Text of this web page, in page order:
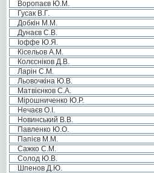
Воропаєв Ю.М.
Гусак В.Г.
Добкін М.М.
Дунаєв С.В.
Іоффе Ю.Я.
Кісельов А.М.
Колєсніков Д.В.
Ларін С.М.
Льовочкіна Ю.В.
Матвієнков С.А.
Мірошниченко Ю.Р.
Нечаєв О.І.
Новинський В.В.
Павленко Ю.О.
Папієв М.М.
Сажко С.М.
Солод Ю.В.
Шпенов Д.Ю.